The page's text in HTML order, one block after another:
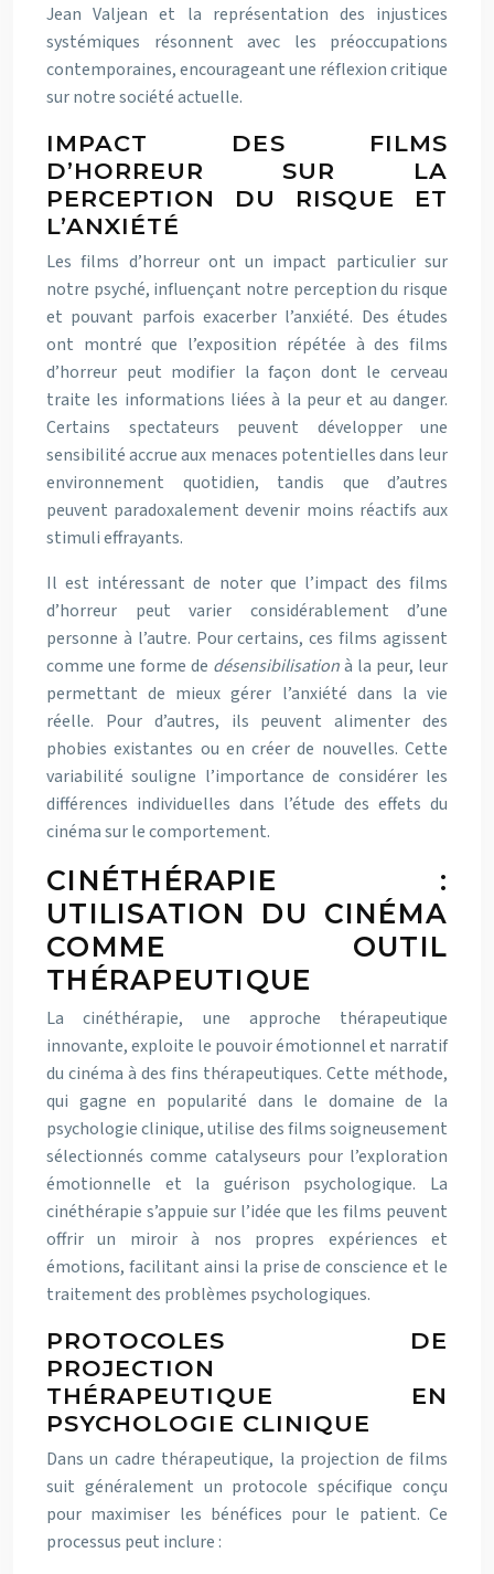
Jean Valjean et la représentation des injustices
systémiques résonnent avec les préoccupations
contemporaines, encourageant une réflexion critique
sur notre société actuelle.
IMPACT DES FILMS
D’HORREUR SUR LA
PERCEPTION DU RISQUE ET
L’ANXIÉTÉ
Les films d’horreur ont un impact particulier sur
notre psyché, influençant notre perception du risque
et pouvant parfois exacerber l’anxiété. Des études
ont montré que l’exposition répétée à des films
d’horreur peut modifier la façon dont le cerveau
traite les informations liées à la peur et au danger.
Certains spectateurs peuvent développer une
sensibilité accrue aux menaces potentielles dans leur
environnement quotidien, tandis que d’autres
peuvent paradoxalement devenir moins réactifs aux
stimuli effrayants.
Il est intéressant de noter que l’impact des films
d’horreur peut varier considérablement d’une
personne à l’autre. Pour certains, ces films agissent
comme une forme de désensibilisationà la peur, leur
permettant de mieux gérer l’anxiété dans la vie
réelle. Pour d’autres, ils peuvent alimenter des
phobies existantes ou en créer de nouvelles. Cette
variabilité souligne l’importance de considérer les
différences individuelles dans l’étude des effets du
cinéma sur le comportement.
CINÉTHÉRAPIE :
UTILISATION DU CINÉMA
COMME OUTIL
THÉRAPEUTIQUE
La cinéthérapie, une approche thérapeutique
innovante, exploite le pouvoir émotionnel et narratif
du cinéma à des fins thérapeutiques. Cette méthode,
qui gagne en popularité dans le domaine de la
psychologie clinique, utilise des films soigneusement
sélectionnés comme catalyseurs pour l’exploration
émotionnelle et la guérison psychologique. La
cinéthérapie s’appuie sur l’idée que les films peuvent
offrir un miroir à nos propres expériences et
émotions, facilitant ainsi la prise de conscience et le
traitement des problèmes psychologiques.
PROTOCOLES DE
PROJECTION
THÉRAPEUTIQUE EN
PSYCHOLOGIE CLINIQUE
Dans un cadre thérapeutique, la projection de films
suit généralement un protocole spécifique conçu
pour maximiser les bénéfices pour le patient. Ce
processus peut inclure :